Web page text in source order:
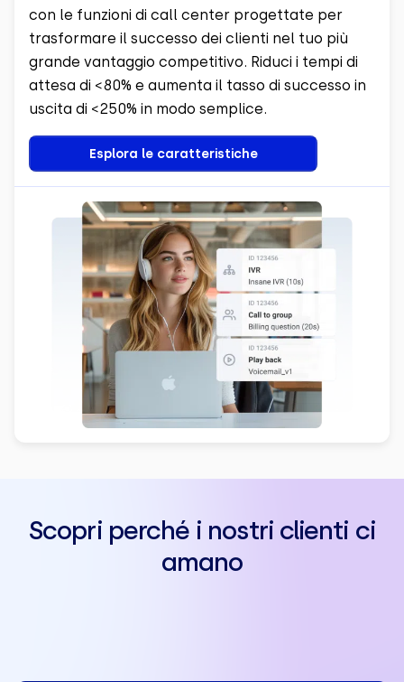
con le funzioni di call center progettate per
trasformare il successo dei clienti nel tuo più
grande vantaggio competitivo. Riduci i tempi di
attesa di <80% e aumenta il tasso di successo in
uscita di <250% in modo semplice.
Esplora le caratteristiche
Scopri perché i nostri clienti ci
amano